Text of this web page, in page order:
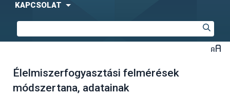
KAPCSOLAT
Élelmiszerfogyasztási felmérések
módszertana, adatainak